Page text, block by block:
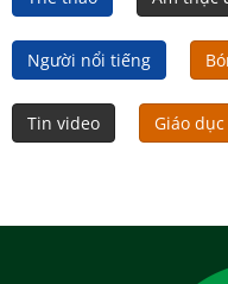
Người nổi tiếng
Tin video Giáo dục